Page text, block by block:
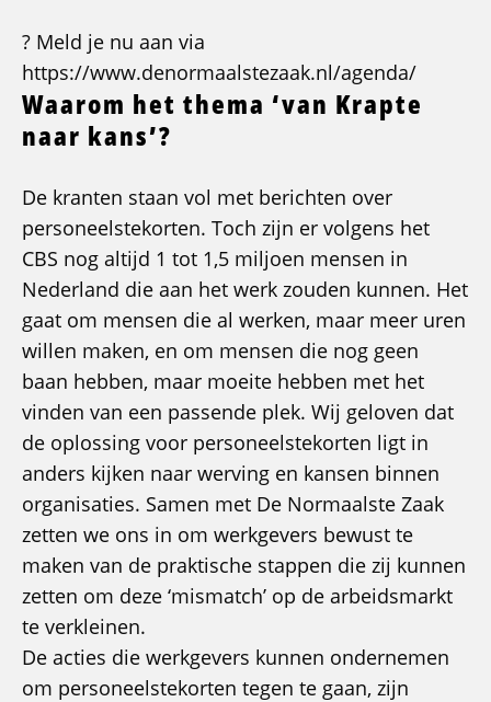
? Meld je nu aan via
https://www.denormaalstezaak.nl/agenda/
Waarom het thema ‘van Krapte
naar kans’?
De kranten staan vol met berichten over
personeelstekorten. Toch zijn er volgens het
CBS nog altijd 1 tot 1,5 miljoen mensen in
Nederland die aan het werk zouden kunnen. Het
gaat om mensen die al werken, maar meer uren
willen maken, en om mensen die nog geen
baan hebben, maar moeite hebben met het
vinden van een passende plek. Wij geloven dat
de oplossing voor personeelstekorten ligt in
anders kijken naar werving en kansen binnen
organisaties. Samen met De Normaalste Zaak
zetten we ons in om werkgevers bewust te
maken van de praktische stappen die zij kunnen
zetten om deze ‘mismatch’ op de arbeidsmarkt
te verkleinen.
De acties die werkgevers kunnen ondernemen
om personeelstekorten tegen te gaan, zijn